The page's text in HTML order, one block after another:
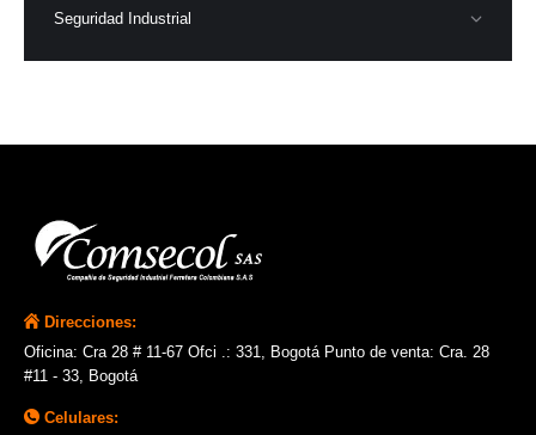
Seguridad Industrial
Direcciones:
Oficina: Cra 28 # 11-67 Ofci .: 331, Bogotá Punto de venta: Cra. 28
#11 - 33, Bogotá
Celulares: